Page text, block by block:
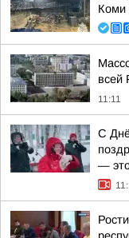
Коми
всей
11:11
С
—